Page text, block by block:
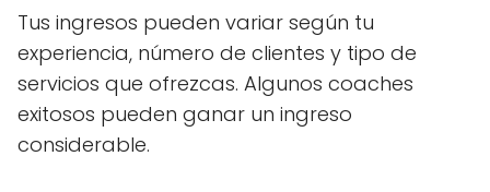
Tus ingresos pueden variar según tu
experiencia, número de clientes y tipo de
servicios que ofrezcas. Algunos coaches
exitosos pueden ganar un ingreso
considerable.